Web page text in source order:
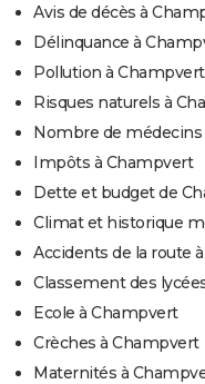
Avis de décès à
Délinquance à
Pollution à Champvert
Risques naturels à
Nombre de
Impôts à Champvert
Dette et budget de
Climat et historique
Accidents de la route
Classement des
Ecole à Champvert
Crèches à Champvert
Maternités à